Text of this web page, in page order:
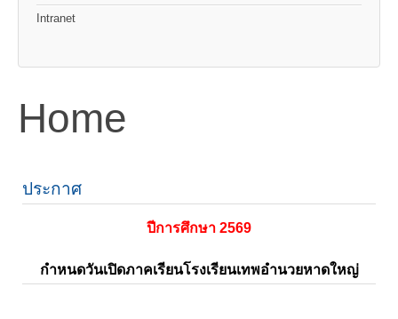
Intranet
Home
ประกาศ
ปีการศึกษา 2569
กำหนดวันเปิดภาคเรียนโรงเรียนเทพอำนวยหาดใหญ่